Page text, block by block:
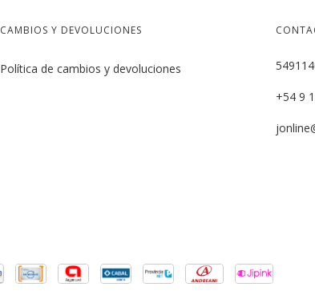
CAMBIOS Y DEVOLUCIONES
Política de cambios y devoluciones
+54 9